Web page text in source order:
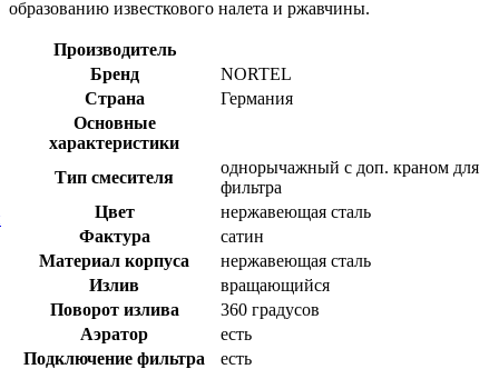
образованию известкового налета и ржавчины.
Производитель
Бренд
NORTEL
Страна
Германия
Основные
характеристики
Тип смесителя
однорычажный с доп. краном для
фильтра
Цвет
нержавеющая сталь
Фактура
сатин
Материал корпуса
нержавеющая сталь
Излив
вращающийся
Поворот излива
360 градусов
Аэратор
есть
Подключение фильтра
есть